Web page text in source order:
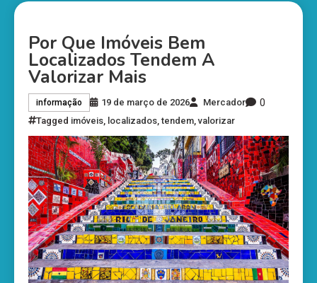
Por Que Imóveis Bem
Localizados Tendem A
Valorizar Mais
informação 19 de março de 2026 Mercador 0
Tagged imóveis localizados ,tendem ,valorizar